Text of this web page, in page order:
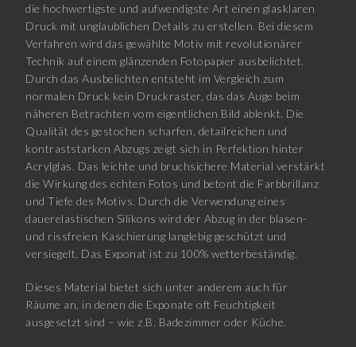
die hochwertigste und aufwendigste Art einen glasklaren
Druck mit unglaublichen Details zu erstellen. Bei diesem
Verfahren wird das gewählte Motiv mit revolutionärer
Technik auf einem glänzenden Fotopapier ausbelichtet.
Durch das Ausbelichten entsteht im Vergleich zum
normalen Druck kein Druckraster, das das Auge beim
näheren Betrachten vom eigentlichen Bild ablenkt. Die
Qualität des gestochen scharfen, detailreichen und
kontraststarken Abzugs zeigt sich in Perfektion hinter
Acrylglas. Das leichte und bruchsichere Material verstärkt
die Wirkung des echten Fotos und betont die Farbbrillanz
und Tiefe des Motivs. Durch die Verwendung eines
dauerelastischen Silikons wird der Abzug in der blasen-
und rissfreien Kaschierung langlebig geschützt und
versiegelt. Das Exponat ist zu 100% wetterbeständig.
Dieses Material bietet sich unter anderem auch für
Räume an, in denen die Exponate oft Feuchtigkeit
ausgesetzt sind – wie z.B. Badezimmer oder Küche.